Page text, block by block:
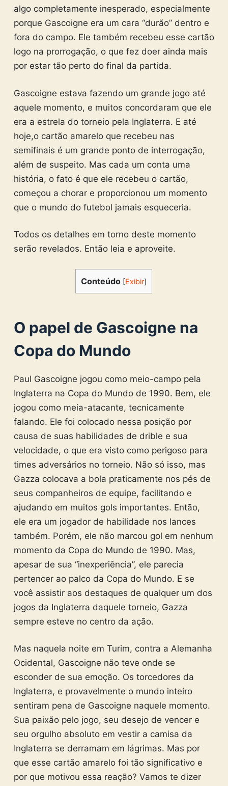
algo completamente inesperado, especialmente
porque Gascoigne era um cara “durão” dentro e
fora do campo. Ele também recebeu esse cartão
logo na prorrogação, o que fez doer ainda mais
por estar tão perto do final da partida.
Gascoigne estava fazendo um grande jogo até
aquele momento, e muitos concordaram que ele
era a estrela do torneio pela Inglaterra. E até
hoje,o cartão amarelo que recebeu nas
semifinais é um grande ponto de interrogação,
além de suspeito. Mas cada um conta uma
história, o fato é que ele recebeu o cartão,
começou a chorar e proporcionou um momento
que o mundo do futebol jamais esqueceria.
Todos os detalhes em torno deste momento
serão revelados. Então leia e aproveite.
Conteúdo [Exibir]
O papel de Gascoigne na
Copa do Mundo
Paul Gascoigne jogou como meio-campo pela
Inglaterra na Copa do Mundo de 1990. Bem, ele
jogou como meia-atacante, tecnicamente
falando. Ele foi colocado nessa posição por
causa de suas habilidades de drible e sua
velocidade, o que era visto como perigoso para
times adversários no torneio. Não só isso, mas
Gazza colocava a bola praticamente nos pés de
seus companheiros de equipe, facilitando e
ajudando em muitos gols importantes. Então,
ele era um jogador de habilidade nos lances
também. Porém, ele não marcou gol em nenhum
momento da Copa do Mundo de 1990. Mas,
apesar de sua “inexperiência”, ele parecia
pertencer ao palco da Copa do Mundo. E se
você assistir aos destaques de qualquer um dos
jogos da Inglaterra daquele torneio, Gazza
sempre esteve no centro da ação.
Mas naquela noite em Turim, contra a Alemanha
Ocidental, Gascoigne não teve onde se
esconder de sua emoção. Os torcedores da
Inglaterra, e provavelmente o mundo inteiro
sentiram pena de Gascoigne naquele momento.
Sua paixão pelo jogo, seu desejo de vencer e
seu orgulho absoluto em vestir a camisa da
Inglaterra se derramam em lágrimas. Mas por
que esse cartão amarelo foi tão significativo e
por que motivou essa reação? Vamos te dizer